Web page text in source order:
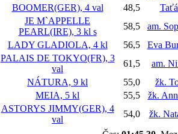
BOOMER(GER), 4 val 48,5
JE M`APPELLE
PEARL(IRE), 3 kl s
58,5
am.
LADY GLADIOLA, 4 kl 56,5
Eva
PALAIS DE TOKYO(FR), 3
val
61,5
am.
NÁTURA, 9 kl 55,0
žk.
MEIA, 5 kl 55,5
žk.
ASTORYS JIMMY(GER), 4
val
54,0
žk.